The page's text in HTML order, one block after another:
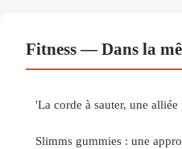
Fitness — Dans la
'La corde à sauter, une
Slimms gummies : une